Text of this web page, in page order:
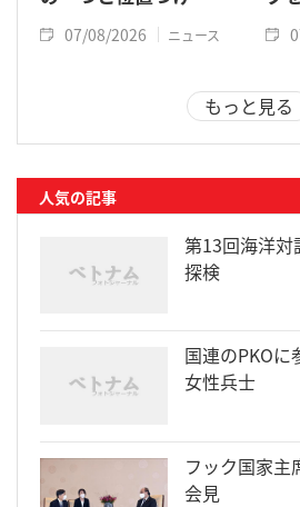
07/08/2026 ニュース
もっと見る
人気の記事
第13回海洋
探検
国連のPKOに
女性兵士
フック国家主
会見